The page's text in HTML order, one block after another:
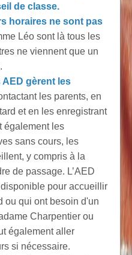
de classe.
horaires ne sont pas
Léo sont là tous les
ne viennent que un
gèrent les
les parents, en
et en les enregistrant
également les
sans cours, les
y compris à la
de passage. L’AED
pour accueillir
ou qui ont besoin d'un
Charpentier ou
également aller
si nécessaire.